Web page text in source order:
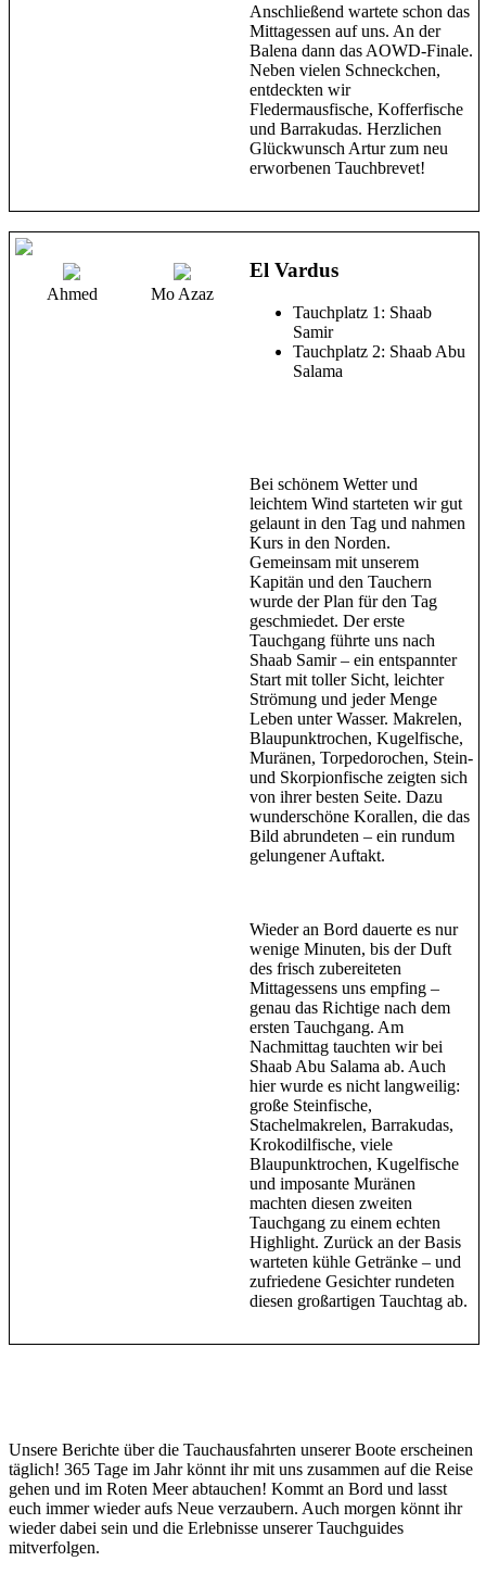
Anschließend wartete schon das
Mittagessen auf uns. An der
Balena dann das AOWD-Finale.
Neben vielen Schneckchen,
entdeckten wir
Fledermausfische, Kofferfische
und Barrakudas. Herzlichen
Glückwunsch Artur zum neu
erworbenen Tauchbrevet!
Ahmed Mo Azaz
El Vardus
Tauchplatz 1: Shaab
Samir
Tauchplatz 2: Shaab Abu
Salama
Bei schönem Wetter und
leichtem Wind starteten wir gut
gelaunt in den Tag und nahmen
Kurs in den Norden.
Gemeinsam mit unserem
Kapitän und den Tauchern
wurde der Plan für den Tag
geschmiedet. Der erste
Tauchgang führte uns nach
Shaab Samir – ein entspannter
Start mit toller Sicht, leichter
Strömung und jeder Menge
Leben unter Wasser. Makrelen,
Blaupunktrochen, Kugelfische,
Muränen, Torpedorochen, Stein-
und Skorpionfische zeigten sich
von ihrer besten Seite. Dazu
wunderschöne Korallen, die das
Bild abrundeten – ein rundum
gelungener Auftakt.
Wieder an Bord dauerte es nur
wenige Minuten, bis der Duft
des frisch zubereiteten
Mittagessens uns empfing –
genau das Richtige nach dem
ersten Tauchgang. Am
Nachmittag tauchten wir bei
Shaab Abu Salama ab. Auch
hier wurde es nicht langweilig:
große Steinfische,
Stachelmakrelen, Barrakudas,
Krokodilfische, viele
Blaupunktrochen, Kugelfische
und imposante Muränen
machten diesen zweiten
Tauchgang zu einem echten
Highlight. Zurück an der Basis
warteten kühle Getränke – und
zufriedene Gesichter rundeten
diesen großartigen Tauchtag ab.
Unsere Berichte über die Tauchausfahrten unserer Boote erscheinen
täglich! 365 Tage im Jahr könnt ihr mit uns zusammen auf die Reise
gehen und im Roten Meer abtauchen! Kommt an Bord und lasst
euch immer wieder aufs Neue verzaubern. Auch morgen könnt ihr
wieder dabei sein und die Erlebnisse unserer Tauchguides
mitverfolgen.